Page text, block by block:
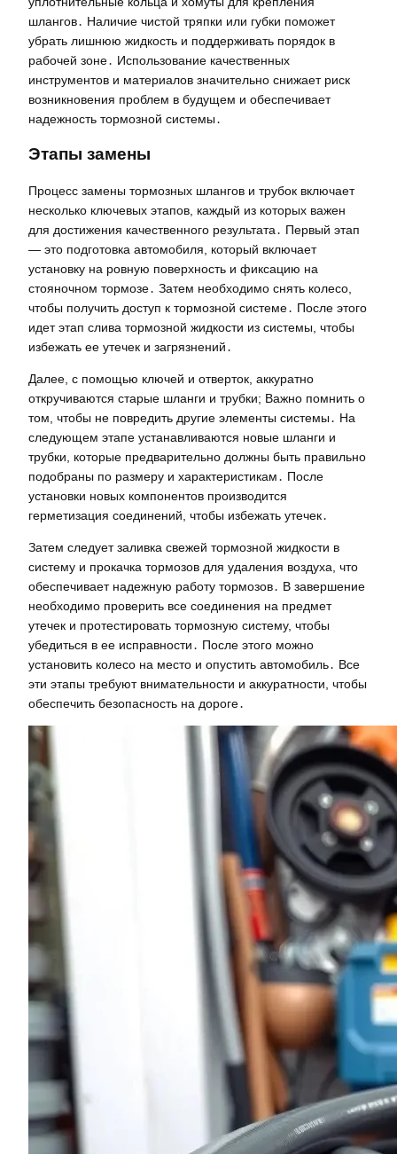
шлангов․ Наличие чистой тряпки или губки поможет
убрать лишнюю жидкость и поддерживать порядок в
рабочей зоне․ Использование качественных
инструментов и материалов значительно снижает риск
возникновения проблем в будущем и обеспечивает
надежность тормозной системы․
Этапы замены
Процесс замены тормозных шлангов и трубок включает
несколько ключевых этапов, каждый из которых важен
для достижения качественного результата․ Первый этап
— это подготовка автомобиля, который включает
установку на ровную поверхность и фиксацию на
стояночном тормозе․ Затем необходимо снять колесо,
чтобы получить доступ к тормозной системе․ После этого
идет этап слива тормозной жидкости из системы, чтобы
избежать ее утечек и загрязнений․
Далее, с помощью ключей и отверток, аккуратно
откручиваются старые шланги и трубки; Важно помнить о
том, чтобы не повредить другие элементы системы․ На
следующем этапе устанавливаются новые шланги и
трубки, которые предварительно должны быть правильно
подобраны по размеру и характеристикам․ После
установки новых компонентов производится
герметизация соединений, чтобы избежать утечек․
Затем следует заливка свежей тормозной жидкости в
систему и прокачка тормозов для удаления воздуха, что
обеспечивает надежную работу тормозов․ В завершение
необходимо проверить все соединения на предмет
утечек и протестировать тормозную систему, чтобы
убедиться в ее исправности․ После этого можно
установить колесо на место и опустить автомобиль․ Все
эти этапы требуют внимательности и аккуратности, чтобы
обеспечить безопасность на дороге․